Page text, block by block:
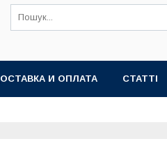
И ОПЛАТА СТАТТІ